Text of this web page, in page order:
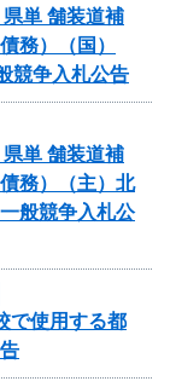
単 舗装道補
務）（国）
競争入札公告
単 舗装道補
務）（主）北
般競争入札公
で使用する都